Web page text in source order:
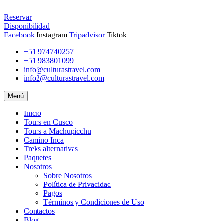
Reservar
Disponibilidad
Facebook Instagram Tripadvisor Tiktok
+51 974740257
+51 983801099
info@culturastravel.com
info2@culturastravel.com
Menú
Inicio
Tours en Cusco
Tours a Machupicchu
Camino Inca
Treks alternativas
Paquetes
Nosotros
Sobre Nosotros
Política de Privacidad
Pagos
Términos y Condiciones de Uso
Contactos